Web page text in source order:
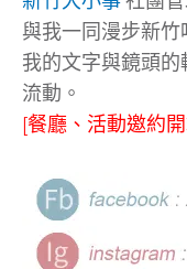
與我一同漫步新
我的文字與鏡頭
流動。
[餐廳、活動邀約